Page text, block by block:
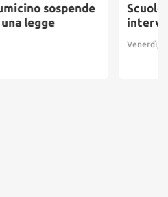
sospende
legge
Scuole
Venerdì, 7